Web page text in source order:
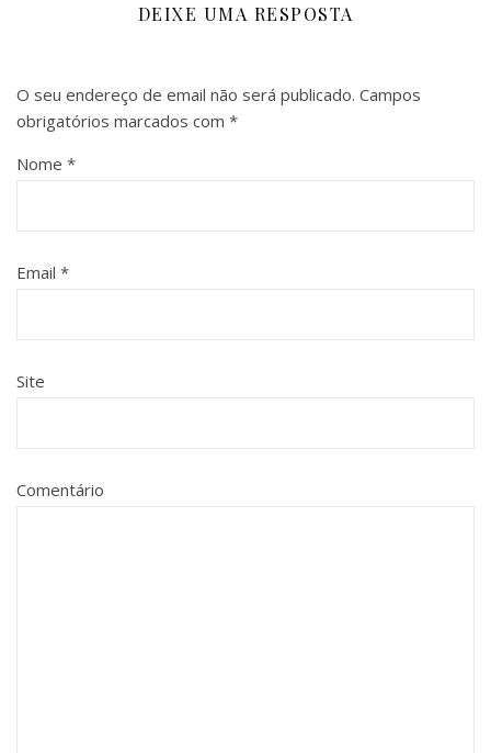
DEIXE UMA RESPOSTA
O seu endereço de email não será publicado. Campos
obrigatórios marcados com *
Nome *
Email *
Site
Comentário